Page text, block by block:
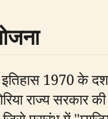
इतिहास 1970 के
राज्य सरकार